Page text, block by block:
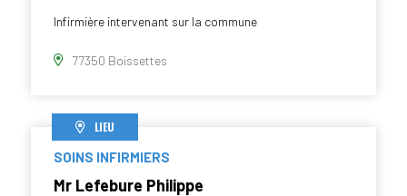
Infirmière intervenant sur la commune
77350 Boissettes
LIEU
SOINS INFIRMIERS
Mr Lefebure Philippe